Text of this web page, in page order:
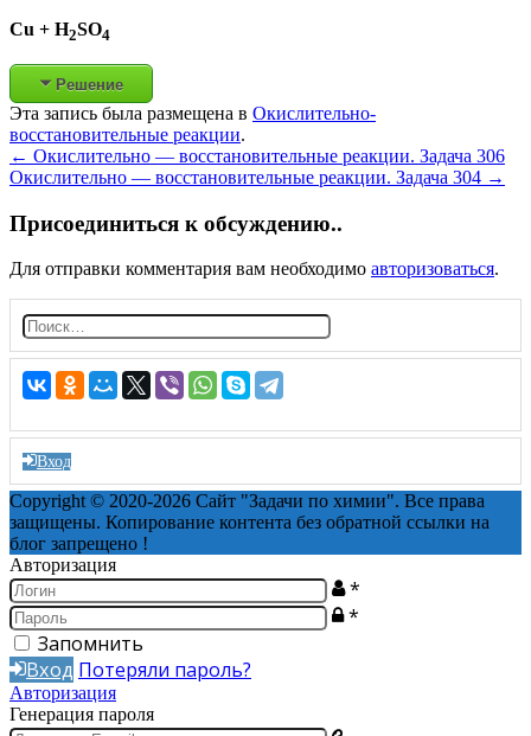
Cu + H2SO4
Решение
Эта запись была размещена в Окислительно-
восстановительные реакции.
Post
navigation
← Окислительно — восстановительные реакции. Задача 306
Окислительно — восстановительные реакции. Задача 304 →
Присоединиться к обсуждению..
Для отправки комментария вам необходимо авторизоваться.
Н
а
й
т
и:
Вход
Copyright © 2020-2026 Сайт "Задачи по химии". Все права
защищены. Копирование контента без обратной ссылки на
блог запрещено !
Авторизация
*
*
Запомнить
Вход Потеряли пароль?
Авторизация
Генерация пароля